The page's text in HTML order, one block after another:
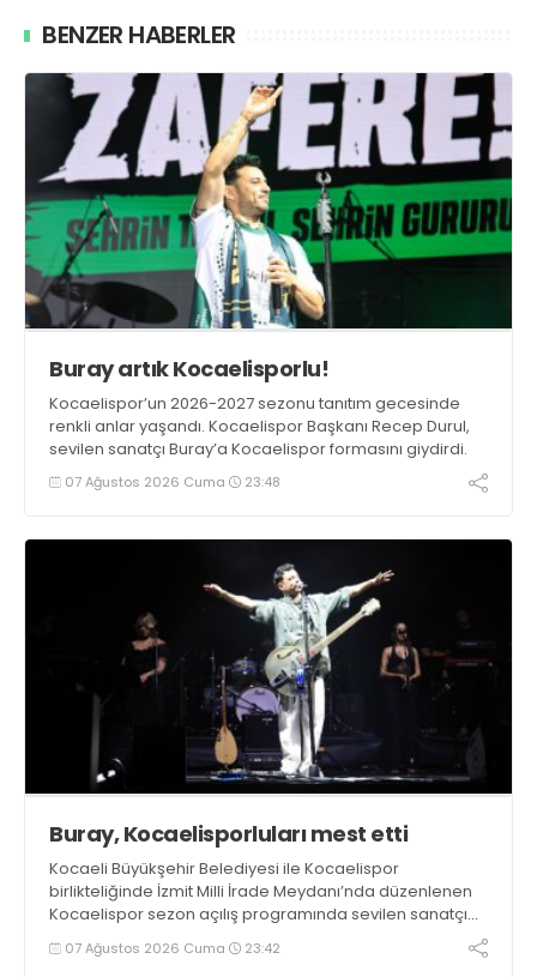
BENZER HABERLER
Buray artık Kocaelisporlu!
Kocaelispor’un 2026-2027 sezonu tanıtım gecesinde
renkli anlar yaşandı. Kocaelispor Başkanı Recep Durul,
sevilen sanatçı Buray’a Kocaelispor formasını giydirdi.
07 Ağustos 2026 Cuma 23:48
Buray, Kocaelisporluları mest etti
Kocaeli Büyükşehir Belediyesi ile Kocaelispor
birlikteliğinde İzmit Milli İrade Meydanı’nda düzenlenen
Kocaelispor sezon açılış programında sevilen sanatçı
Buray, verdiği konserle meydanı inletti.
07 Ağustos 2026 Cuma 23:42